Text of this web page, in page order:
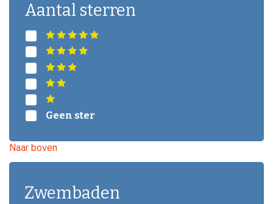
Aantal sterren
Geen ster
Naar boven
Zwembaden